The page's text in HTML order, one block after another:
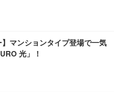
】マンションタイプ登場で一気
光」！